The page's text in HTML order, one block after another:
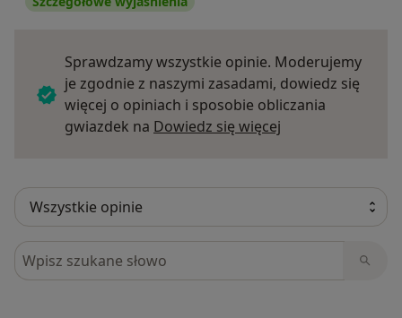
Sprawdzamy wszystkie opinie. Moderujemy
je zgodnie z naszymi zasadami, dowiedz się
więcej o opiniach i sposobie obliczania
gwiazdek na Dowiedz się więcej
Szukaj w opiniach